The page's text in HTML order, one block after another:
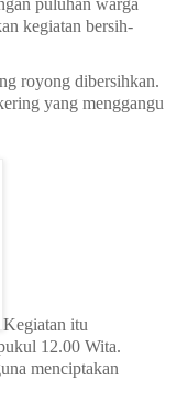
kegiatan bersih-
royong dibersihkan.
yang menggangu
Kegiatan itu
12.00 Wita.
menciptakan